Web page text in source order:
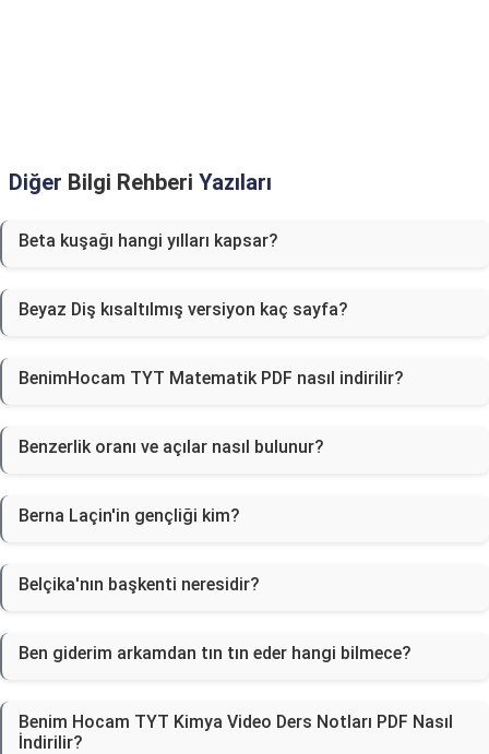
Diğer Bilgi Rehberi Yazıları
Beta kuşağı hangi yılları kapsar?
Beyaz Diş kısaltılmış versiyon kaç sayfa?
BenimHocam TYT Matematik PDF nasıl indirilir?
Benzerlik oranı ve açılar nasıl bulunur?
Berna Laçin'in gençliği kim?
Belçika'nın başkenti neresidir?
Ben giderim arkamdan tın tın eder hangi bilmece?
Benim Hocam TYT Kimya Video Ders Notları PDF Nasıl
İndirilir?